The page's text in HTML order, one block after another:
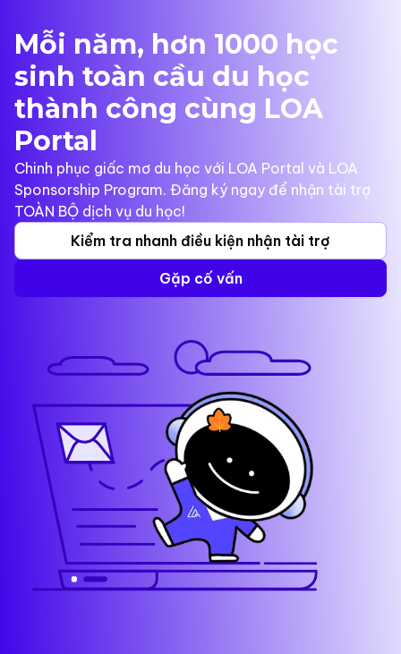
Mỗi năm, hơn 1000 học
sinh toàn cầu du học
thành công cùng LOA
Portal
Chinh phục giấc mơ du học với LOA Portal và LOA
Sponsorship Program. Đăng ký ngay để nhận tài trợ
TOÀN BỘ dịch vụ du học!
Kiểm tra nhanh điều kiện nhận tài trợ
Gặp cố vấn